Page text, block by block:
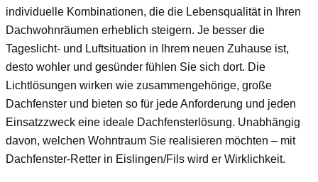
individuelle Kombinationen, die die Lebensqualität in Ihren
Dachwohnräumen erheblich steigern. Je besser die
Tageslicht- und Luftsituation in Ihrem neuen Zuhause ist,
desto wohler und gesünder fühlen Sie sich dort. Die
Lichtlösungen wirken wie zusammengehörige, große
Dachfenster und bieten so für jede Anforderung und jeden
Einsatzzweck eine ideale Dachfensterlösung. Unabhängig
davon, welchen Wohntraum Sie realisieren möchten – mit
Dachfenster-Retter in Eislingen/Fils wird er Wirklichkeit.